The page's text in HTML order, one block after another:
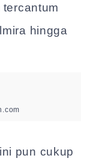
hingga
pun cukup